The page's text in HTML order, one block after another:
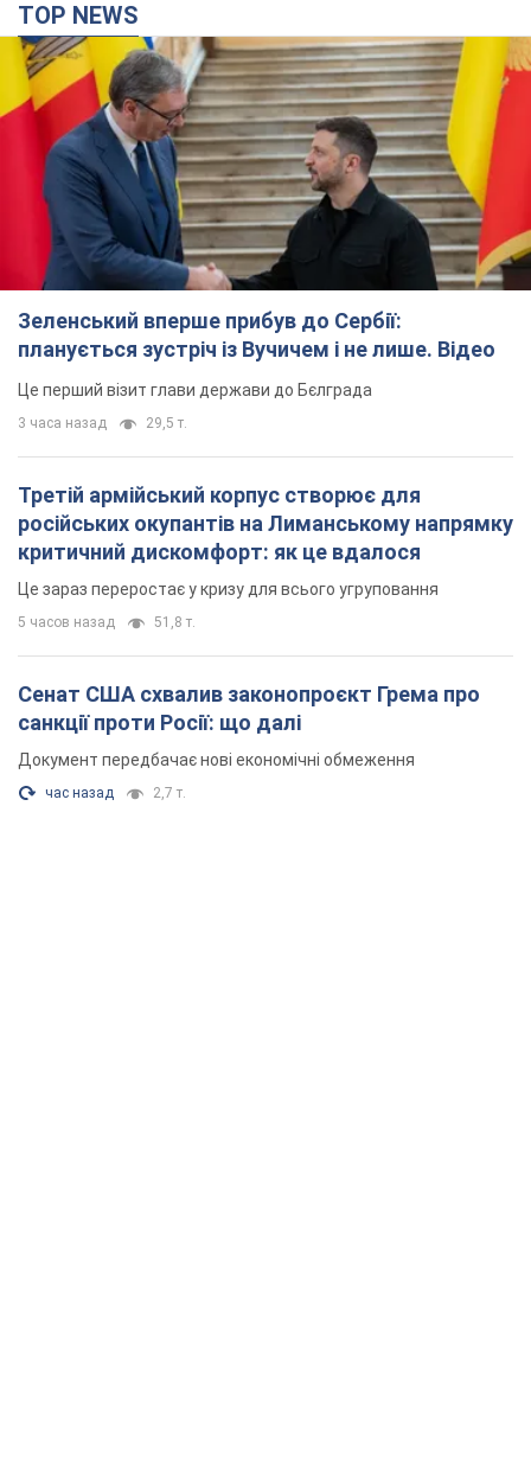
TOP NEWS
Зеленський вперше прибув до Сербії:
планується зустріч із Вучичем і не лише. Відео
Це перший візит глави держави до Бєлграда
3 часа назад 29,5 т.
Третій армійський корпус створює для
російських окупантів на Лиманському напрямку
критичний дискомфорт: як це вдалося
Це зараз переростає у кризу для всього угруповання
5 часов назад 51,8 т.
Сенат США схвалив законопроєкт Грема про
санкції проти Росії: що далі
Документ передбачає нові економічні обмеження
час назад 2,7 т.